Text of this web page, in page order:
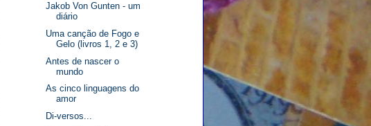
Jakob Von Gunten - um
diário
Uma canção de Fogo e
Gelo (livros 1, 2 e 3)
Antes de nascer o
mundo
As cinco linguagens do
amor
Di-versos...